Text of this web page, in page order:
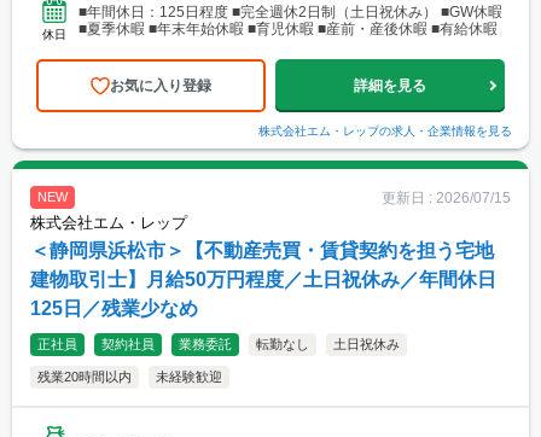
休日
■年間休日：125日程度 ■完全週休2日制（土日祝休み） ■GW休暇
■夏季休暇 ■年末年始休暇 ■育児休暇 ■産前・産後休暇 ■有給休暇
お気に入り登録 詳細を見る
株式会社エム・レップの求人・企業情報を見る
NEW 更新日 : 2026/07/15
株式会社エム・レップ
＜静岡県浜松市＞【不動産売買・賃貸契約を担う宅地
建物取引士】月給50万円程度／土日祝休み／年間休日
125日／残業少なめ
正社員 契約社員 業務委託 転勤なし 土日祝休み
残業20時間以内 未経験歓迎